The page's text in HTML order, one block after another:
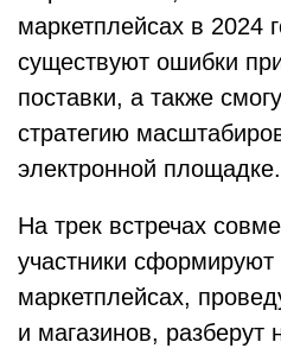
маркетплейсах в 2024
существуют ошибки
поставки, а также
стратегию
электронной площадке.
На трек встречах
участники
маркетплейсах,
и магазинов,